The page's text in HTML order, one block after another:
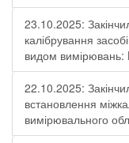
23.10.2025:
калібрування
видом
22.10.2025:
встановлення
вимірювального